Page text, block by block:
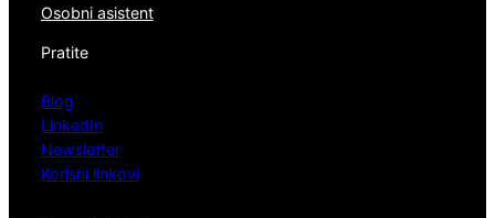
Osobni asistent
Pratite
Blog
LinkedIn
Newsletter
Korisni linkovi